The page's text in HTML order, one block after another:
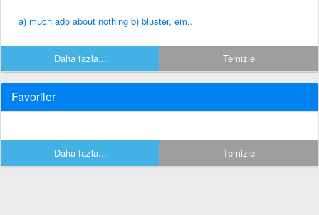
a) much ado about nothing b) bluster, em..
Daha fazla... Temizle
Favoriler
Daha fazla... Temizle